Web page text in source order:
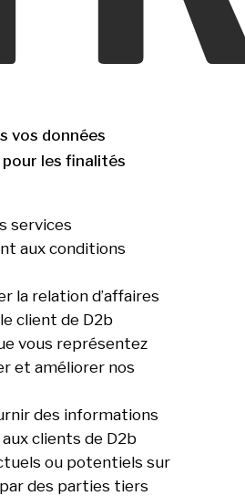
vos données
les finalités
services
aux conditions
la relation d’affaires
client de D2b
vous représentez
et améliorer nos
des informations
clients de D2b
ou potentiels sur
des parties tiers